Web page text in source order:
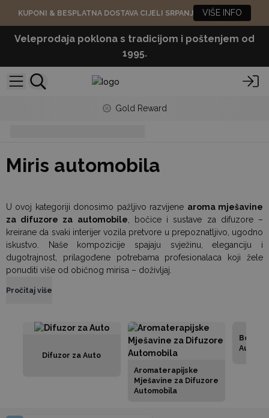
KUPONI & BESPLATNA DOSTAVA CIJELI SRPANJ VIŠE INFO
Veleprodaja poklona s tradicijom i poštenjem od
1995.
Gold Reward
Miris automobila
U ovoj kategoriji donosimo pažljivo razvijene aroma mješavine
za difuzore za automobile , bočice i sustave za difuzore –
kreirane da svaki interijer vozila pretvore u prepoznatljivo, ugodno
iskustvo. Naše kompozicije spajaju svježinu, eleganciju i
dugotrajnost, prilagođene potrebama profesionalaca koji žele
ponuditi više od običnog mirisa – doživljaj.
Pročitaj više
Difuzor za Auto
Aromaterapijske
Mješavine za Difuzore
Automobila
Bočice